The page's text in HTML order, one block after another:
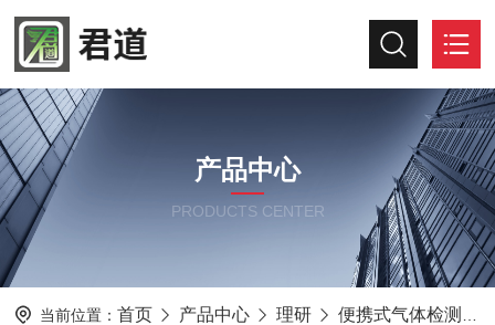
产品中心
PRODUCTS CENTER
当前位置： 首页 产品中心 理研 便携式气体检测仪